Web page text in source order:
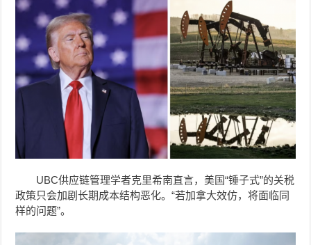
UBC供应链管理学者克里希南直言，美国“锤子式”的关税
政策只会加剧长期成本结构恶化。“若加拿大效仿，将面临同
样的问题”。